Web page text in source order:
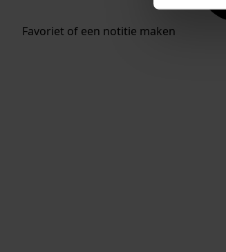
Favoriet of een notitie maken